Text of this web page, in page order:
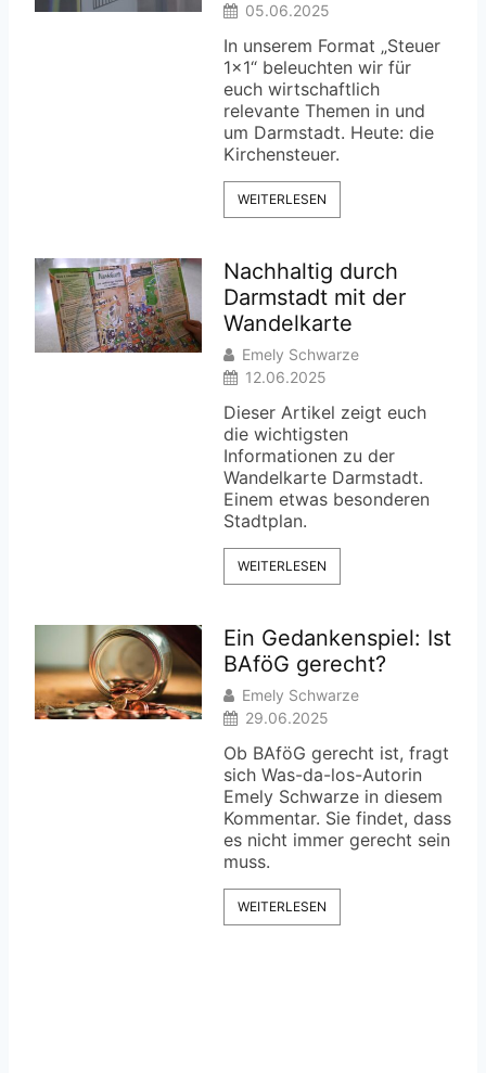
05.06.2025
In unserem Format „Steuer
1×1“ beleuchten wir für
euch wirtschaftlich
relevante Themen in und
um Darmstadt. Heute: die
Kirchensteuer.
WEITERLESEN
Nachhaltig durch
Darmstadt mit der
Wandelkarte
Emely Schwarze
12.06.2025
Dieser Artikel zeigt euch
die wichtigsten
Informationen zu der
Wandelkarte Darmstadt.
Einem etwas besonderen
Stadtplan.
WEITERLESEN
Ein Gedankenspiel: Ist
BAföG gerecht?
Emely Schwarze
29.06.2025
Ob BAföG gerecht ist, fragt
sich Was-da-los-Autorin
Emely Schwarze in diesem
Kommentar. Sie findet, dass
es nicht immer gerecht sein
muss.
WEITERLESEN